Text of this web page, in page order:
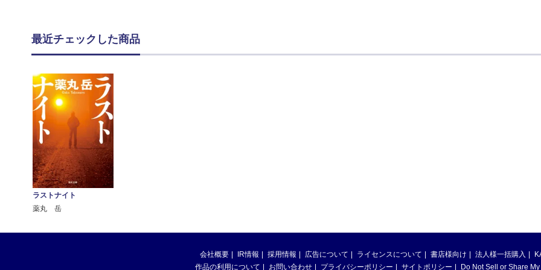
最近チェックした商品
ラストナイト
薬丸 岳
会社概要 IR情報 採用情報 広告について ライセンスについて 書店様向け 法人様一括購入
作品の利用について
お問い合わせ プライバシーポリシー サイトポリシー Do Not Sell or Share